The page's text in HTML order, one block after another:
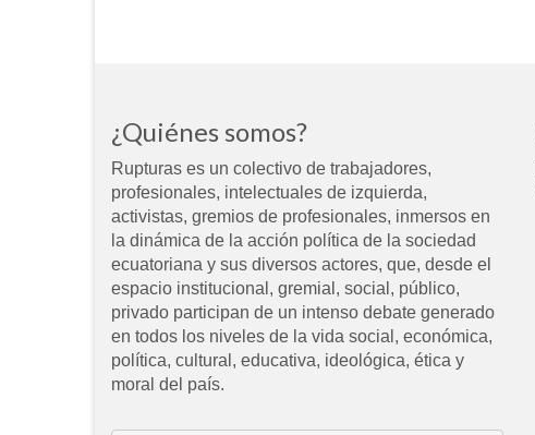
¿Quiénes somos?
Rupturas es un colectivo de trabajadores,
profesionales, intelectuales de izquierda,
activistas, gremios de profesionales, inmersos en
la dinámica de la acción política de la sociedad
ecuatoriana y sus diversos actores, que, desde el
espacio institucional, gremial, social, público,
privado participan de un intenso debate generado
en todos los niveles de la vida social, económica,
política, cultural, educativa, ideológica, ética y
moral del país.